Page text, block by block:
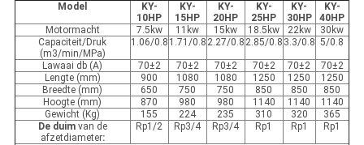
Model
KY-
10HP
KY-
15HP
KY-
20HP
KY-
25HP
KY-
30HP
KY-
40HP
Motormacht
7.5kw 11kw 15kw 18.5kw 22kw
30kw
Capaciteit/Druk
(m3/min/MPa)
1.06/0.8 1.71/0.8 2.27/0.8 2.85/0.8 3.3/0.8 5/0.8
Lawaai db (A) 70±2 70±2 70±2 70±2 70±2
70±2
Lengte (mm)
900 1080 1080 1250 1250
1250
Breedte (mm)
650 750 750 850 850
850
Hoogte (mm)
870 980 980 1140 1140
1140
Gewicht (Kg)
155 224 235 310 320
365
De duimvan de
afzetdiameter:
Rp1/2 Rp3/4 Rp3/4 Rp1 Rp1 Rp1